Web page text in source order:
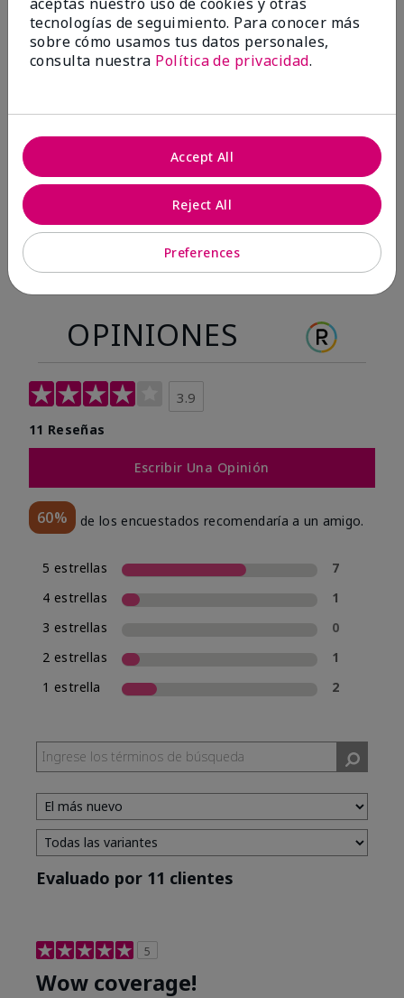
Antes & después
Antes
Después
Antes
Después
OPINIONES
3.9
11 Reseñas
Escribir Una Opinión
60% de los encuestados recomendaría a un amigo.
5 estrellas
7
4 estrellas
1
3 estrellas
0
2 estrellas
1
1 estrella
2
Evaluado por 11 clientes
5
Wow coverage!
tecnologías de seguimiento. Para conocer más
sobre cómo usamos tus datos personales,
consulta nuestra Política de privacidad.
Preferences
Reject All
Accept All